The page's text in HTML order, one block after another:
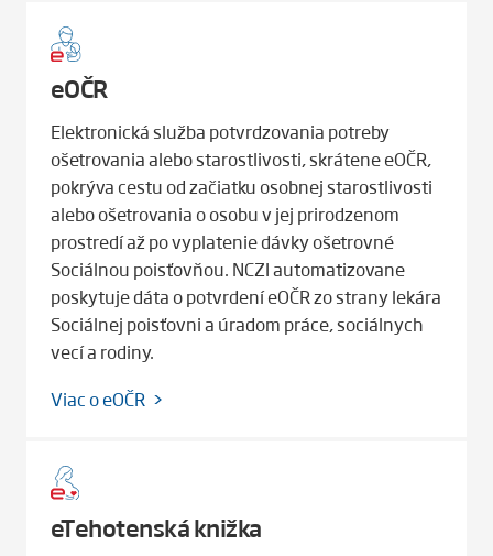
eOČR
Elektronická služba potvrdzovania potreby
ošetrovania alebo starostlivosti, skrátene eOČR,
pokrýva cestu od začiatku osobnej starostlivosti
alebo ošetrovania o osobu v jej prirodzenom
prostredí až po vyplatenie dávky ošetrovné
Sociálnou poisťovňou. NCZI automatizovane
poskytuje dáta o potvrdení eOČR zo strany lekára
Sociálnej poisťovni a úradom práce, sociálnych
vecí a rodiny.
Viac o eOČR
eTehotenská knižka